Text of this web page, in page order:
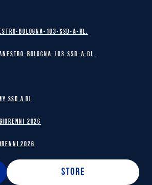
Bologna-103-SSD-A-RL.
Bologna-103-SSD-A-RL.
SSD A RL
2026
2026
STORE